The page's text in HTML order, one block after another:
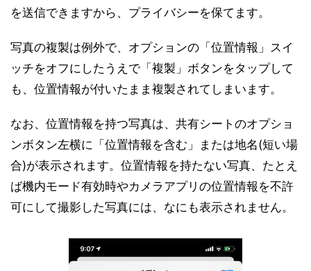
を送信できますから、プライバシーを保てます。
写真の複製は例外で、オプションの「位置情報」スイ
ッチをオフにしたうえで「複製」ボタンをタップして
も、位置情報が付いたまま複製されてしまいます。
なお、位置情報を持つ写真は、共有シートのオプショ
ンボタン左横に「位置情報を含む」または地名(短い場
合)が表示されます。位置情報を持たない写真、たとえ
ば機内モード有効時やカメラアプリの位置情報を不許
可にして撮影した写真には、なにも表示されません。